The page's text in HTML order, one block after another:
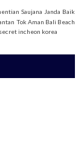
Saujana Janda Baik
Tok Aman Bali Beach
incheon korea